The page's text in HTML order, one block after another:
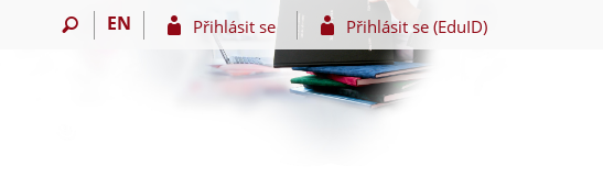
EN Přihlásit se Přihlásit se (EduID)